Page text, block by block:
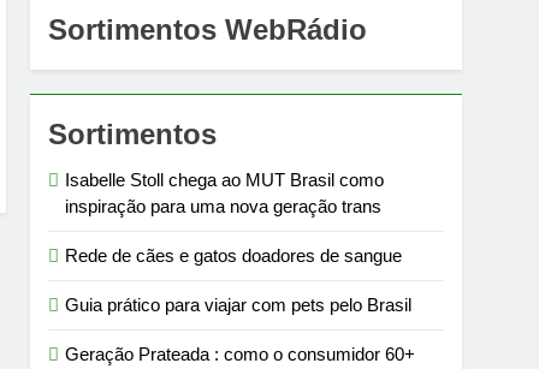
Sortimentos WebRádio
Sortimentos
Isabelle Stoll chega ao MUT Brasil como
inspiração para uma nova geração trans
Rede de cães e gatos doadores de sangue
Guia prático para viajar com pets pelo Brasil
Geração Prateada : como o consumidor 60+